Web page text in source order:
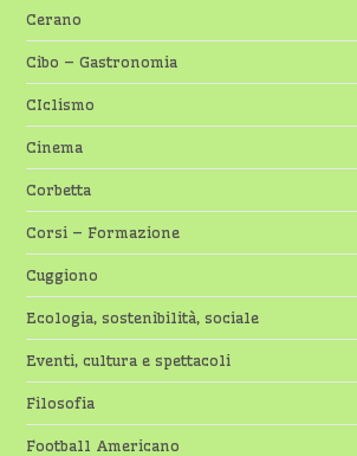
Cerano
Cibo – Gastronomia
CIclismo
Cinema
Corbetta
Corsi – Formazione
Cuggiono
Ecologia, sostenibilità, sociale
Eventi, cultura e spettacoli
Filosofia
Football Americano